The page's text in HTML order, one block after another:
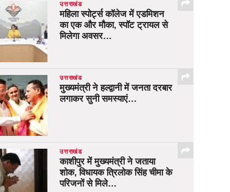
उत्तराखंड
महिला स्पोर्ट्स कॉलेज में एडमिशन
का एक और मौका, स्पॉट ट्रायल से
मिलेगा अवसर…
उत्तराखंड
मुख्यमंत्री ने हल्द्वानी में जनता दरबार
लगाकर सुनी समस्याएं…
उत्तराखंड
काशीपुर में मुख्यमंत्री ने जताया
शोक, विधायक त्रिलोक सिंह चीमा के
परिजनों से मिले…